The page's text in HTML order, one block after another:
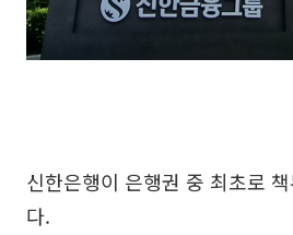
신한은행이 은행권 중 최초로
다.